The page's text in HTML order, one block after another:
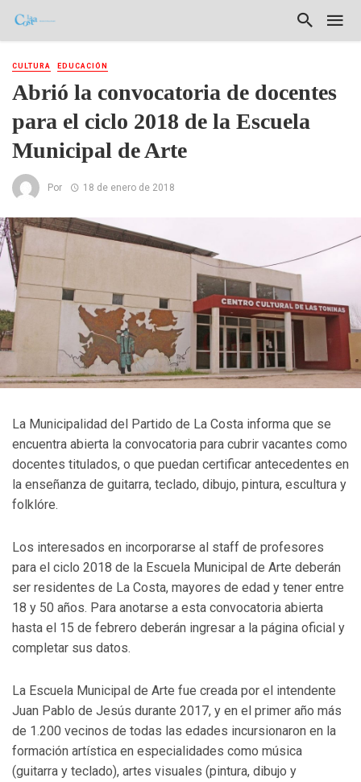
CULTURA EDUCACIÓN
Abrió la convocatoria de docentes
para el ciclo 2018 de la Escuela
Municipal de Arte
Por 18 de enero de 2018
La Municipalidad del Partido de La Costa informa que se
encuentra abierta la convocatoria para cubrir vacantes como
docentes titulados, o que puedan certificar antecedentes en
la enseñanza de guitarra, teclado, dibujo, pintura, escultura y
folklóre.
Los interesados en incorporarse al staff de profesores
para el ciclo 2018 de la Escuela Municipal de Arte deberán
ser residentes de La Costa, mayores de edad y tener entre
18 y 50 años. Para anotarse a esta convocatoria abierta
hasta el 15 de febrero deberán ingresar a la página oficial y
completar sus datos.
La Escuela Municipal de Arte fue creada por el intendente
Juan Pablo de Jesús durante 2017, y en el primer año más
de 1.200 vecinos de todas las edades incursionaron en la
formación artística en especialidades como música
(guitarra y teclado), artes visuales (pintura, dibujo y